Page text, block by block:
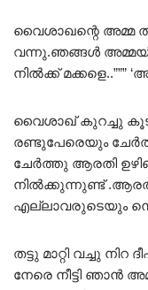
വൈശാഖന്റെ അമ്മ
വന്നു.ഞങ്ങൾ
നിൽക്ക് മക്കളെ..”””
വൈശാഖ് കുറച്ചു
രണ്ടുപേരെയും
ചേർത്തു ആരതി
നിൽക്കുന്നുണ്ട്
എല്ലാവരുടെയും
തട്ടു മാറ്റി വച്ചു
നേരെ നീട്ടി ഞാൻ